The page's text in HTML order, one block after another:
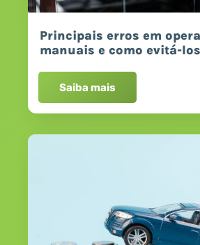
Principais erros em
manuais e como evitá-los
Saiba mais